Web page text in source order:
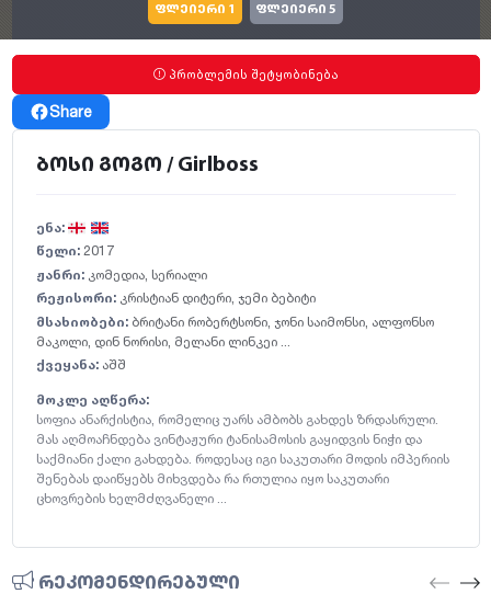
ფლეიერი 1 ფლეიერი 5
პრობლემის შეტყობინება
Share
ბოსი გოგო / Girlboss
ენა:
წელი: 2017
ჟანრი: კომედია, სერიალი
რეჟისორი: კრისტიან დიტერი, ჯემი ბებიტი
მსახიობები: ბრიტანი რობერტსონი, ჯონი საიმონსი, ალფონსო
მაკოლი, დინ ნორისი, მელანი ლინკეი ...
ქვეყანა: აშშ
მოკლე აღწერა:
სოფია ანარქისტია, რომელიც უარს ამბობს გახდეს ზრდასრული.
მას აღმოაჩნდება ვინტაჟური ტანისამოსის გაყიდვის ნიჭი და
საქმიანი ქალი გახდება. როდესაც იგი საკუთარი მოდის იმპერიის
შენებას დაიწყებს მიხვდება რა რთულია იყო საკუთარი
ცხოვრების ხელმძღვანელი ...
რეკომენდირებული